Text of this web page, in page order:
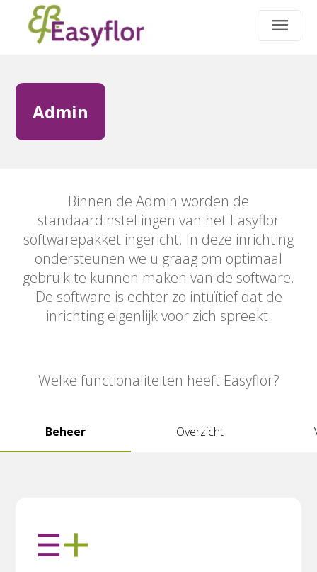
Admin
Binnen de Admin worden de
standaardinstellingen van het Easyflor
softwarepakket ingericht. In deze inrichting
ondersteunen we u graag om optimaal
gebruik te kunnen maken van de software.
De software is echter zo intuïtief dat de
inrichting eigenlijk voor zich spreekt.
Welke functionaliteiten heeft Easyflor?
Beheer Overzicht